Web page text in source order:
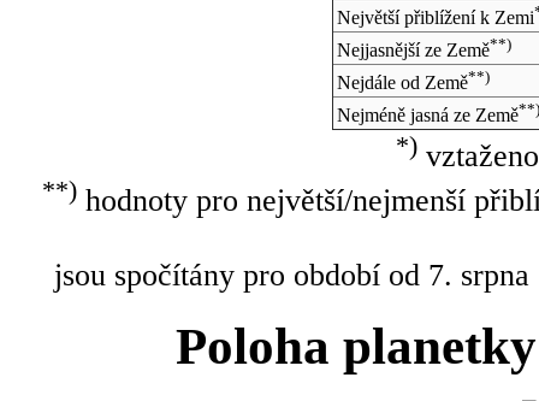
Největší přiblížení k Zemi
Nejjasnější ze Země**)
Nejdále od Země**)
Nejméně jasná ze Země**)
*)
**)hodnoty pro největší/nejmenší
jsou spočítány pro období od 7.
Poloha